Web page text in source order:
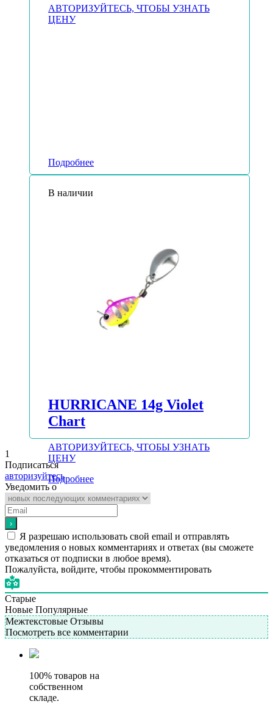
АВТОРИЗУЙТЕСЬ, ЧТОБЫ УЗНАТЬ
ЦЕНУ
Подробнее
В наличии
HURRICANE 14g Violet
Chart
АВТОРИЗУЙТЕСЬ, ЧТОБЫ УЗНАТЬ
ЦЕНУ
Подробнее
1
Подписаться
авторизуйтесь
Уведомить о
Я разрешаю использовать свой email и отправлять
уведомления о новых комментариях и ответах (вы cможете
отказаться от подписки в любое время).
Пожалуйста, войдите, чтобы прокомментировать
Старые
Новые Популярные
Межтекстовые Отзывы
Посмотреть все комментарии
100% товаров на
собственном
складе.